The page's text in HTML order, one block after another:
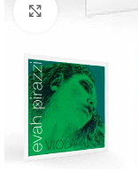
Click to enlarge